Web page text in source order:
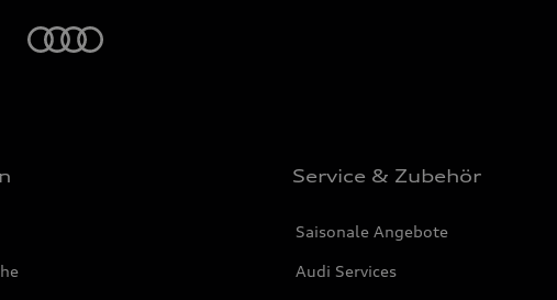
Service & Zubehör
Saisonale Angebote
Audi Services